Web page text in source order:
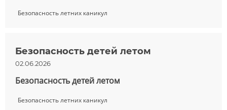
Безопасность летних каникул
Безопасность детей летом
02.06.2026
Безопасность детей летом
Безопасность летних каникул